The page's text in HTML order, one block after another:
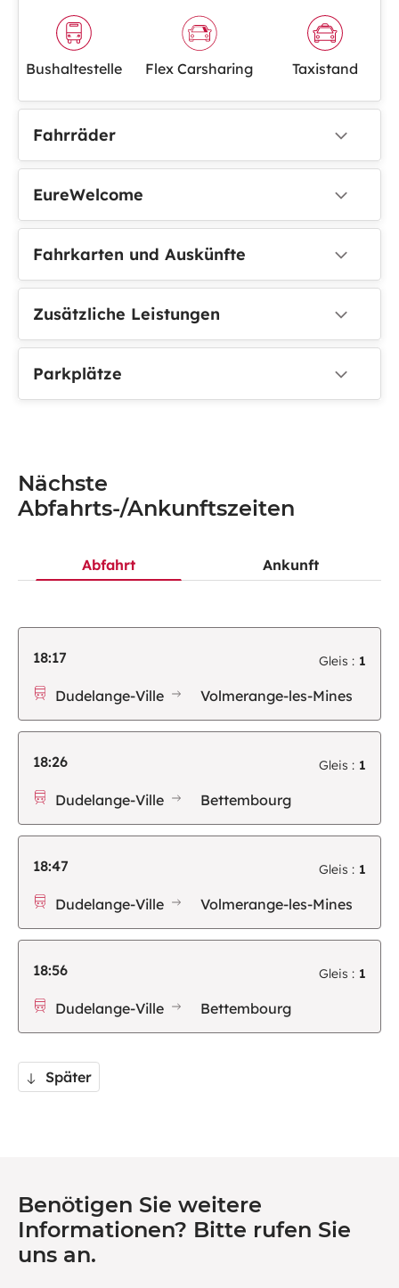
Bushaltestelle Flex Carsharing Taxistand
Fahrräder
EureWelcome
Fahrkarten und Auskünfte
Zusätzliche Leistungen
Parkplätze
Nächste
Abfahrts-/Ankunftszeiten
Abfahrt Ankunft
18:17 Gleis : 1
Dudelange-Ville Volmerange-les-Mines
18:26 Gleis : 1
Dudelange-Ville Bettembourg
18:47 Gleis : 1
Dudelange-Ville Volmerange-les-Mines
18:56 Gleis : 1
Dudelange-Ville Bettembourg
Später
Benötigen Sie weitere
Informationen? Bitte rufen Sie
uns an.